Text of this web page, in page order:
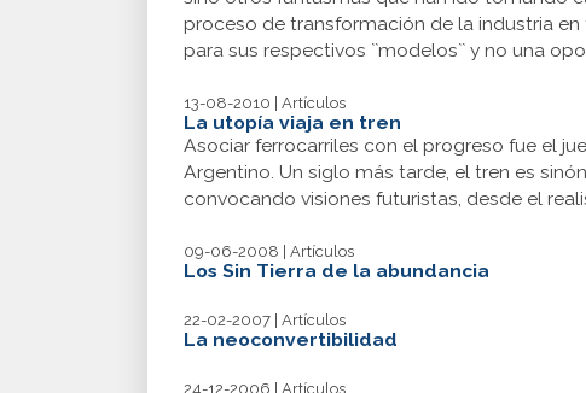
proceso de transformación de la industria
para sus respectivos ``modelos`` y no una
13-08-2010 | Artículos
La utopía viaja en tren
Asociar ferrocarriles con el progreso fue el
Argentino. Un siglo más tarde, el tren es
convocando visiones futuristas, desde el
09-06-2008 | Artículos
Los Sin Tierra de la abundancia
22-02-2007 | Artículos
La neoconvertibilidad
24-12-2006 | Artículos